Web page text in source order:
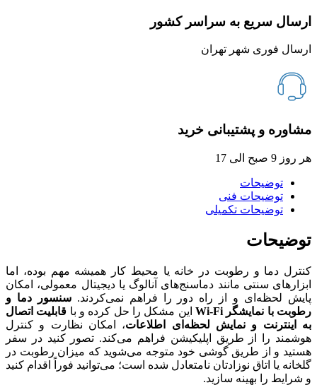
ارسال سریع به سراسر کشور
ارسال فوری شهر تهران
مشاوره و پشتیبانی خرید
هر روز 9 صبح الی 17
توضیحات
توضیحات فنی
توضیحات تکمیلی
توضیحات
کنترل دما و رطوبت در خانه یا محیط کار همیشه مهم بوده، اما
ابزارهای سنتی مانند دماسنج‌های آنالوگ یا دیجیتال معمولی، امکان
پایش لحظه‌ای و از راه دور را فراهم نمی‌کردند.سنسور دما و
رطوبت با نمایشگر Wi-Fi
این مشکل را حل کرده و با قابلیت اتصال
به اینترنت و نمایش لحظه‌ای اطلاعات، امکان نظارت و کنترل
هوشمند را از طریق اپلیکیشن فراهم می‌کند. تصور کنید در سفر
هستید و از طریق گوشی خود متوجه می‌شوید که میزان رطوبت در
گلخانه یا اتاق نوزادتان نامتعادل شده است؛ می‌توانید فوراً اقدام کنید
و شرایط را بهینه سازید.